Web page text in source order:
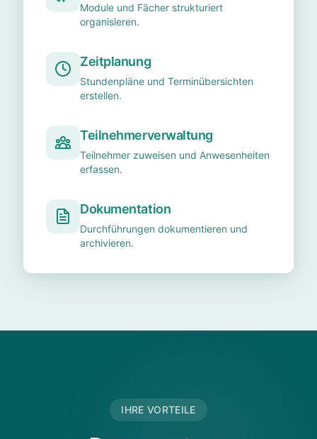
Module und Fächer strukturiert
organisieren.
Zeitplanung
Stundenpläne und Terminübersichten
erstellen.
Teilnehmerverwaltung
Teilnehmer zuweisen und Anwesenheiten
erfassen.
Dokumentation
Durchführungen dokumentieren und
archivieren.
IHRE VORTEILE